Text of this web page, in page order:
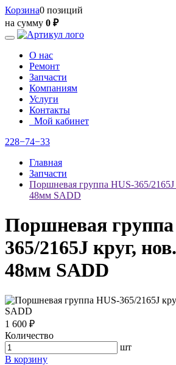
Корзина0 позиций
на сумму 0 ₽
О нас
Ремонт
Запчасти
Компаниям
Услуги
Контакты
Мой кабинет
228−74−33
Главная
Запчасти
Поршневая группа HUS-365/2165J
48мм SADD
Поршневая
365/2165J круг,
48мм SADD
1 600 ₽
Количество
шт
В корзину